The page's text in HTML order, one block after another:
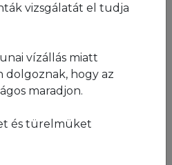
biztos annak minőségét
szükséges
Társaságunk
vizsgálatát el tudja
vízállás miatt
dolgoznak, hogy az
maradjon.
és türelmüket